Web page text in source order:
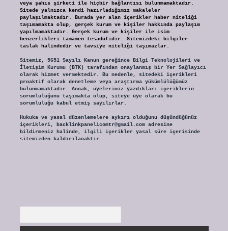
veya şahıs şirketi ile hiçbir bağlantısı bulunmamaktadır.
Sitede yalnızca kendi hazırladığımız makaleler
paylaşılmaktadır. Burada yer alan içerikler haber niteliği
taşımamakta olup, gerçek kurum ve kişiler hakkında paylaşım
yapılmamaktadır. Gerçek kurum ve kişiler ile isim
benzerlikleri tamamen tesadüfidir. Sitemizdeki bilgiler
taslak halindedir ve tavsiye niteliği taşımazlar.
Sitemiz, 5651 Sayılı Kanun gereğince Bilgi Teknolojileri ve
İletişim Kurumu (BTK) tarafından onaylanmış bir Yer Sağlayıcı
olarak hizmet vermektedir. Bu nedenle, sitedeki içerikleri
proaktif olarak denetleme veya araştırma yükümlülüğümüz
bulunmamaktadır. Ancak, üyelerimiz yazdıkları içeriklerin
sorumluluğunu taşımakta olup, siteye üye olarak bu
sorumluluğu kabul etmiş sayılırlar.
Hukuka ve yasal düzenlemelere aykırı olduğunu düşündüğünüz
içerikleri, backlinkpanelicomtr@gmail.comadresine
bildirmeniz halinde, ilgili içerikler yasal süre içerisinde
sitemizden kaldırılacaktır.